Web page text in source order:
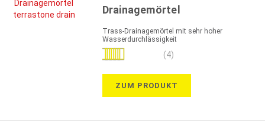
Drainagemörtel
Trass-Drainagemörtel mit sehr hoher
Wasserdurchlässigkeit
Bewertung:
(4)
ZUM PRODUKT